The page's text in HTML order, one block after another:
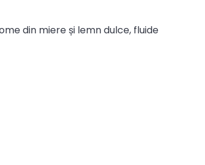
din miere și lemn dulce, fluide